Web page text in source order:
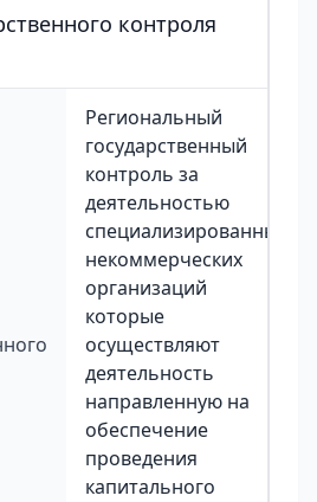
контроля
Региональный
государственный
контроль за
деятельностью
специализированных
некоммерческих
организаций
которые
осуществляют
деятельность
направленную на
обеспечение
проведения
капитального